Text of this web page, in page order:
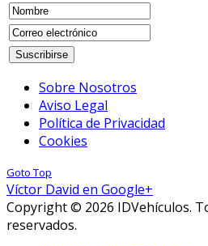
Sobre Nosotros
Aviso Legal
Política de Privacidad
Cookies
Goto Top
Víctor David en Google+
Copyright © 2026 IDVehículos.
reservados.